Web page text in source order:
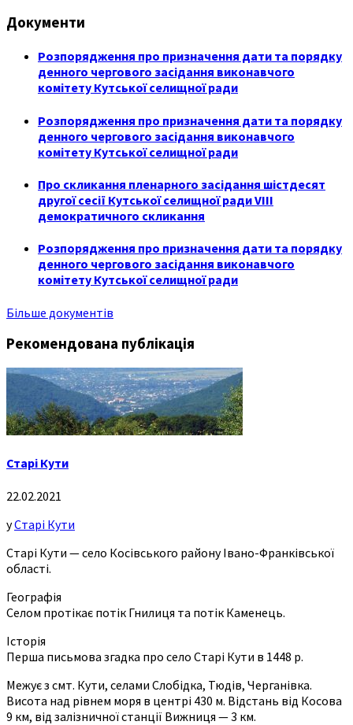
Документи
Розпорядження про призначення дати та порядку
денного чергового засідання виконавчого
комітету Кутської селищної ради
Розпорядження про призначення дати та порядку
денного чергового засідання виконавчого
комітету Кутської селищної ради
Про скликання пленарного засідання шістдесят
другої сесії Кутської селищної ради VIII
демократичного скликання
Розпорядження про призначення дати та порядку
денного чергового засідання виконавчого
комітету Кутської селищної ради
Більше документів
Рекомендована публікація
Старі Кути
22.02.2021
уСтарі Кути
Старі Кути — село Косівського району Івано-Франківської
області.
Географія
Селом протікає потік Гнилиця та потік Каменець.
Історія
Перша письмова згадка про село Старі Кути в 1448 р.
Межує з смт. Кути, селами Слобідка, Тюдів, Черганівка.
Висота над рівнем моря в центрі 430 м. Відстань від Косова
9 км, від залізничної станції Вижниця — 3 км.